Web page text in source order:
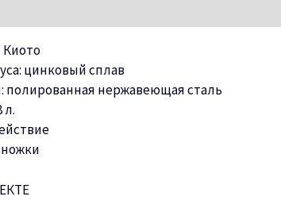
цинковый сплав
полированная нержавеющая сталь
л.